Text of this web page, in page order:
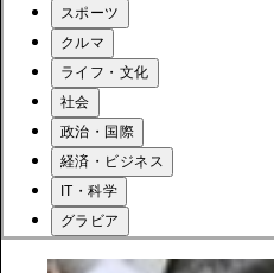
スポーツ
クルマ
ライフ・文化
社会
政治・国際
経済・ビジネス
IT・科学
グラビア